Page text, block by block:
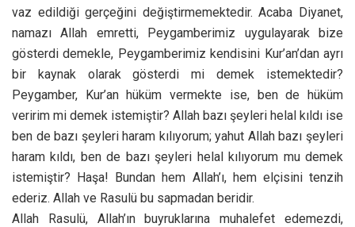
vaz edildiği gerçeğini değiştirmemektedir. Acaba Diyanet,
namazı Allah emretti, Peygamberimiz uygulayarak bize
gösterdi demekle, Peygamberimiz kendisini Kur’an’dan ayrı
bir kaynak olarak gösterdi mi demek istemektedir?
Peygamber, Kur’an hüküm vermekte ise, ben de hüküm
veririm mi demek istemiştir? Allah bazı şeyleri helal kıldı ise
ben de bazı şeyleri haram kılıyorum; yahut Allah bazı şeyleri
haram kıldı, ben de bazı şeyleri helal kılıyorum mu demek
istemiştir? Haşa! Bundan hem Allah’ı, hem elçisini tenzih
ederiz. Allah ve Rasulü bu sapmadan beridir.
Allah Rasulü, Allah’ın buyruklarına muhalefet edemezdi,